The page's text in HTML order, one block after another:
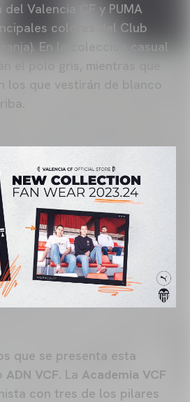
Valencia CF y PUMA
colores del Club
En la colección casual
que se presenta esta
ADN VCF. La Academia VCF
con tres de los pilares